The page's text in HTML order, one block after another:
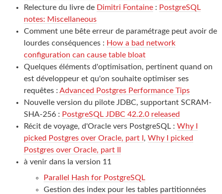
Relecture du livre de Dimitri Fontaine : PostgreSQL
notes: Miscellaneous
Comment une bête erreur de paramétrage peut avoir de
lourdes conséquences : How a bad network
configuration can cause table bloat
Quelques éléments d'optimisation, pertinent quand on
est développeur et qu'on souhaite optimiser ses
requêtes : Advanced Postgres Performance Tips
Nouvelle version du pilote JDBC, supportant SCRAM-
SHA-256 : PostgreSQL JDBC 42.2.0 released
Récit de voyage, d'Oracle vers PostgreSQL : Why I
picked Postgres over Oracle, part I , Why I picked
Postgres over Oracle, part II
à venir dans la version 11
Parallel Hash for PostgreSQL
Gestion des index pour les tables partitionnées